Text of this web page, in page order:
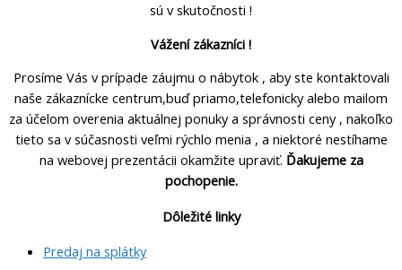
sú v skutočnosti !
Vážení zákazníci !
Prosíme Vás v prípade záujmu o nábytok , aby ste kontaktovali
naše zákaznícke centrum,buď priamo,telefonicky alebo mailom
za účelom overenia aktuálnej ponuky a správnosti ceny , nakoľko
tieto sa v súčasnosti veľmi rýchlo menia , a niektoré nestíhame
na webovej prezentácii okamžite upraviť. Ďakujeme za
pochopenie.
Dôležité linky
Predaj na splátky